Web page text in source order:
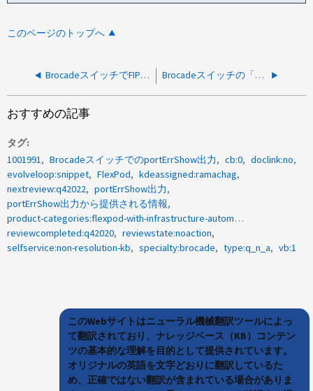
このページのトップへ
BrocadeスイッチでFIPSを有効にすると、どのような影響がありますか。 Brocadeスイッチの「portstatshow」コマンド出力の「Tim _txcrd_z」とは何ですか。
おすすめの記事
タグ
1001991
BrocadeスイッチでのportErrShow出力 cb:0
doclink:no
evolveloop:snippet
FlexPod
kdeassigned:ramachag
nextreview:q42022
portErrShow出力
portErrShow出力から提供される情報
product-categories:flexpod-with-infrastructure-automation
reviewcompleted:q42020
reviewstate:noaction
selfservice:non-resolution-kb
specialty:brocade type:q_n_a vb:1
このWebサイトはニューラル機械翻訳ツールによっ
て翻訳されており、ナレッジベース（KB）コンテン
ツの基本的な理解を目的として提供されています。
オリジナルの英語を文字どおりに翻訳しているた
め、正確ではない翻訳が含まれている場合がありま